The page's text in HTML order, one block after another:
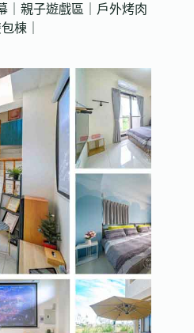
｜親子遊戲區｜戶外烤肉
棟｜